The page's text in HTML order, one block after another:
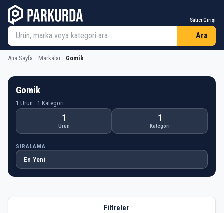
Satıcı Girişi
Ara
Ana Sayfa Markalar Gomik
Gomik
1 Ürün · 1 Kategori
1
Ürün
1
Kategori
SIRALAMA
Filtreler